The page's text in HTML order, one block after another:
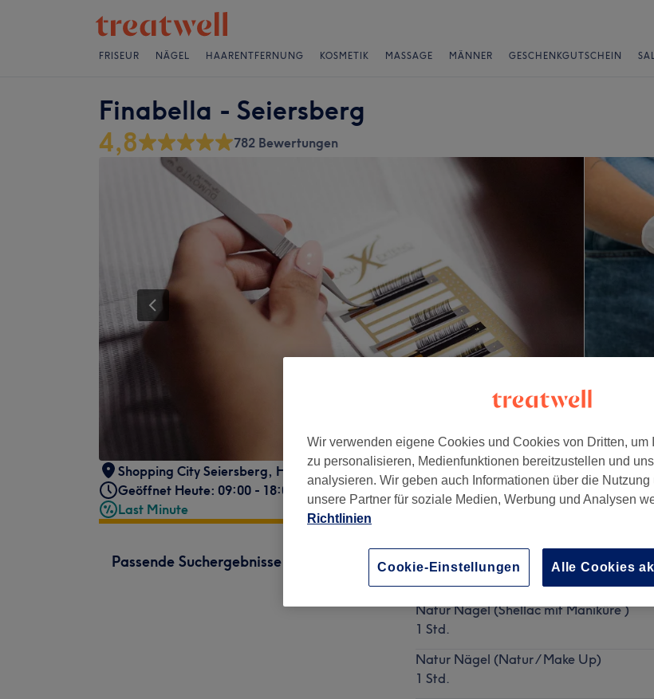
FRISEUR NÄGEL HAARENTFERNUNG KOSMETIK MASSAGE MÄNNER GESCHENKGUTSCHEIN
Finabella - Seiersberg
4,8 782 Bewertungen
Shopping City Seiersberg, Haus 9/Ebene 2, 8055 Seiersberg, Austria
Geöffnet Heute: 09:00 - 18:00
Last Minute
Passende Suchergebnisse
Natur Nägel
Natur Nägel (Shellac mit Maniküre )
1 Std.
Natur Nägel (Natur / Make Up)
1 Std.
Wir verwenden eigene Cookies und Cookies von Dritten, um
zu personalisieren, Medienfunktionen bereitzustellen und
analysieren. Wir geben auch Informationen über die Nutzung
unsere Partner für soziale Medien, Werbung und Analysen
Richtlinien
Alle Cookies
Cookie-Einstellungen